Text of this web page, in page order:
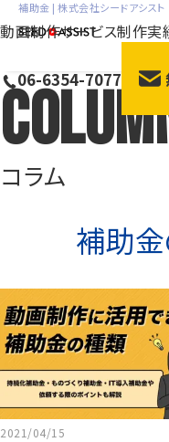
補助金 | 株式会社シードアシスト
動画制作サービス制作実
06-6354-7077
コラム
補助金
2021/04/15